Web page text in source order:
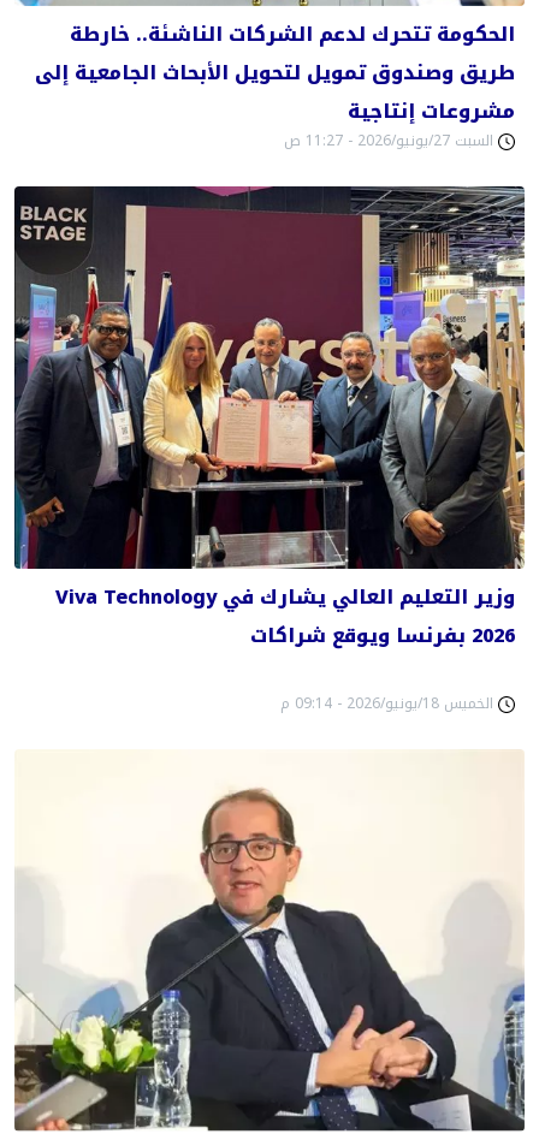
الحكومة تتحرك لدعم الشركات الناشئة.. خارطة
طريق وصندوق تمويل لتحويل الأبحاث الجامعية إلى
مشروعات إنتاجية
السبت 27/يونيو/2026 - 11:27 ص
وزير التعليم العالي يشارك في Viva Technology
2026 بفرنسا ويوقع شراكات
الخميس 18/يونيو/2026 - 09:14 م